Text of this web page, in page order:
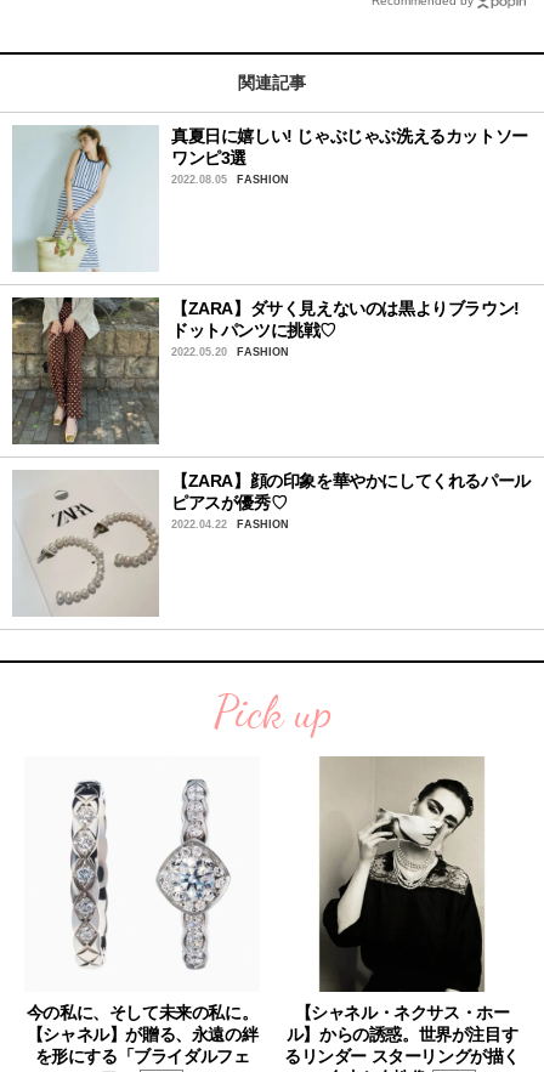
関連記事
真夏日に嬉しい! じゃぶじゃぶ洗えるカットソー
ワンピ3選
2022.08.05 FASHION
【ZARA】ダサく見えないのは黒よりブラウン!
ドットパンツに挑戦♡
2022.05.20 FASHION
【ZARA】顔の印象を華やかにしてくれるパール
ピアスが優秀♡
2022.04.22 FASHION
Pick up
今の私に、そして未来の私に。
【シャネル】が贈る、永遠の絆
を形にする「ブライダルフェ
【シャネル・ネクサス・ホー
ル】からの誘惑。世界が注目す
るリンダー スターリングが描く